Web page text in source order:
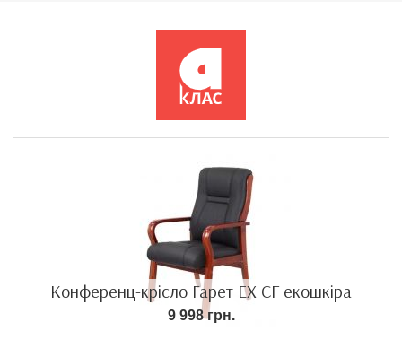
Конференц-крісло Гарет EX CF екошкіра
9 998 грн.